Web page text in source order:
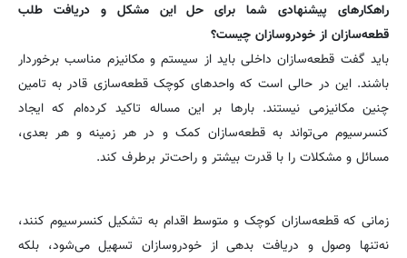
راهکارهای پیشنهادی شما برای حل این مشکل و دریافت طلب
قطعه‌سازان از خودروسازان چیست؟
باید گفت قطعه‌سازان داخلی باید از سیستم و مکانیزم مناسب برخوردار
باشند. این در حالی است که واحدهای کوچک قطعه‌سازی قادر به تامین
چنین مکانیزمی نیستند. بارها بر این مساله تاکید کرده‌ام که ایجاد
کنسرسیوم می‌تواند به قطعه‌سازان کمک و در هر زمینه و هر بعدی،
مسائل و مشکلات را با قدرت بیشتر و راحت‌تر برطرف کند.
زمانی که قطعه‌سازان کوچک و متوسط اقدام به تشکیل کنسرسیوم کنند،
نه‌تنها وصول و دریافت بدهی از خودروسازان تسهیل می‌شود، بلکه